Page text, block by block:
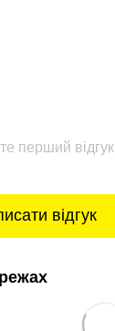
перший відгук
відгук